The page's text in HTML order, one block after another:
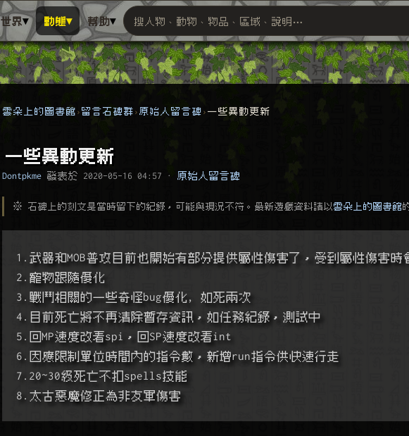
世界▾ 動態▾ 幫助▾
搜尋萬物索引
搜人物、動物、物品、區域、說明⋯
雲朵上的圖書館 留言石碑群 原始人留言碑 一些異動更新
一些異動更新
Dontpkme 發表於 2020-05-16 04:57 · 原始人留言碑
※ 石碑上的刻文是當時留下的紀錄，可能與現況不符。最新遊戲資料請以 雲朵上的圖書館
1.武器和MOB普攻目前也開始有部分提供屬性傷害了，受到屬性傷害
2.寵物跟隨優化
3.戰鬥相關的一些奇怪bug優化, 如死兩次
4.目前死亡將不再清除暫存資訊，如任務紀錄，測試中
5.回MP速度改看spi，回SP速度改看int
6.因應限制單位時間內的指令數，新增run指令供快速行走
7.20~30級死亡不扣spells技能
8.太古惡魔修正為非友軍傷害